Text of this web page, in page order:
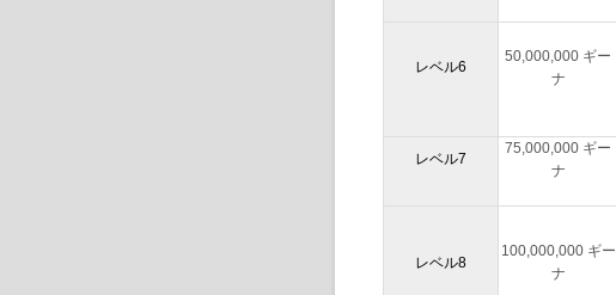
レベル6
50,000,000 ギー
ナ
レベル7
75,000,000 ギー
ナ
レベル8
100,000,000 ギー
ナ